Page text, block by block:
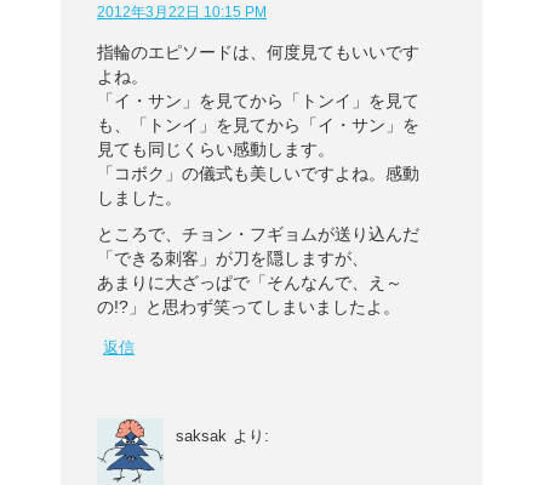
2012年3月22日 10:15 PM
指輪のエピソードは、何度見てもいいです
よね。
「イ・サン」を見てから「トンイ」を見て
も、「トンイ」を見てから「イ・サン」を
見ても同じくらい感動します。
「コボク」の儀式も美しいですよね。感動
しました。
ところで、チョン・フギョムが送り込んだ
「できる刺客」が刀を隠しますが、
あまりに大ざっぱで「そんなんで、え～
の!?」と思わず笑ってしまいましたよ。
返信
saksak より: